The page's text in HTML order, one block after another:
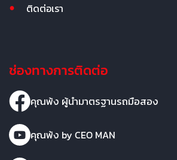
ติดต่อเรา
ช่องทางการติดต่อ
คุณพ้ง ผู้นำมาตรฐานรถมือสอง
คุณพ้ง by CEO MAN